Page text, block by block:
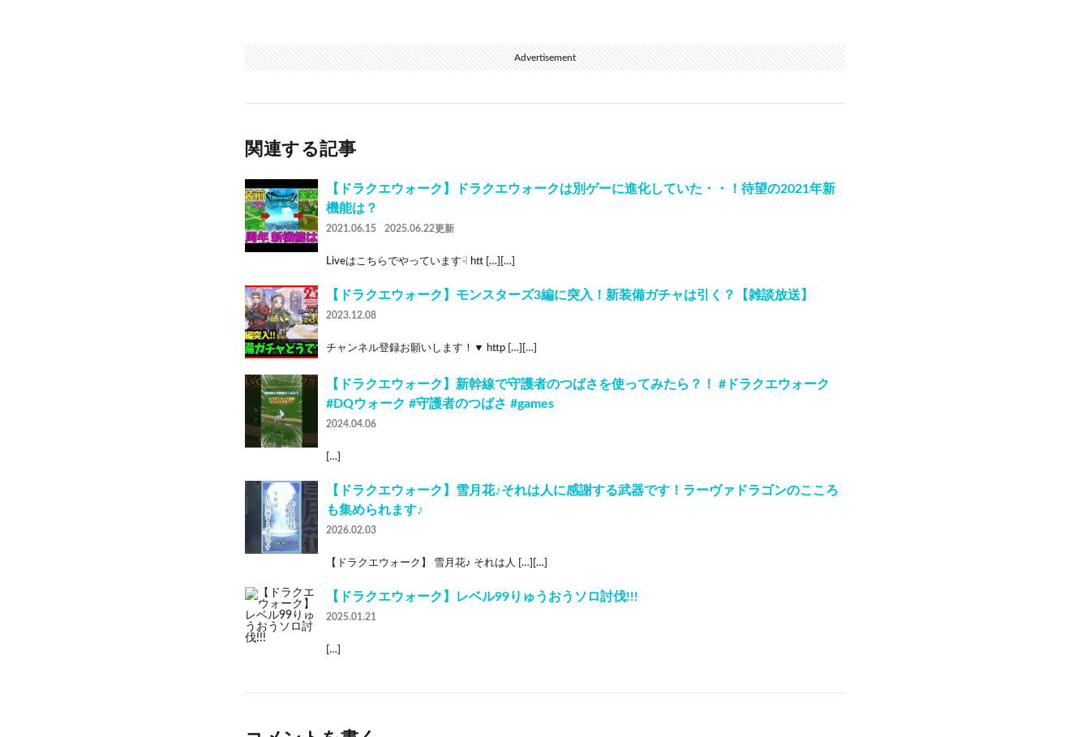
Advertisement
関連する記事
【ドラクエウォーク】ドラクエウォークは別ゲーに進化していた・・！待望の2021年新
機能は？
2021.06.15 2025.06.22更新
Liveはこちらでやっています☟ htt […][…]
【ドラクエウォーク】モンスターズ3編に突入！新装備ガチャは引く？【雑談放送】
2023.12.08
チャンネル登録お願いします！▼ http […][…]
【ドラクエウォーク】新幹線で守護者のつばさを使ってみたら？！ #ドラクエウォーク
#DQウォーク #守護者のつばさ #games
2024.04.06
[…]
【ドラクエウォーク】雪月花♪それは人に感謝する武器です！ラーヴァドラゴンのこころ
も集められます♪
2026.02.03
【ドラクエウォーク】 雪月花♪ それは人 […][…]
【ドラクエウォーク】レベル99りゅうおうソロ討伐!!!
2025.01.21
[…]